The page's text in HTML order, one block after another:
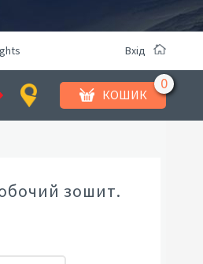
Вхід
КОШИК
зошит.